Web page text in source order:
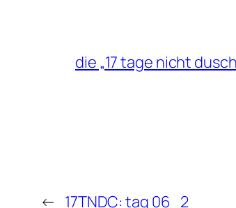
die „17 tage nicht
← 17TNDC: tag 06_2